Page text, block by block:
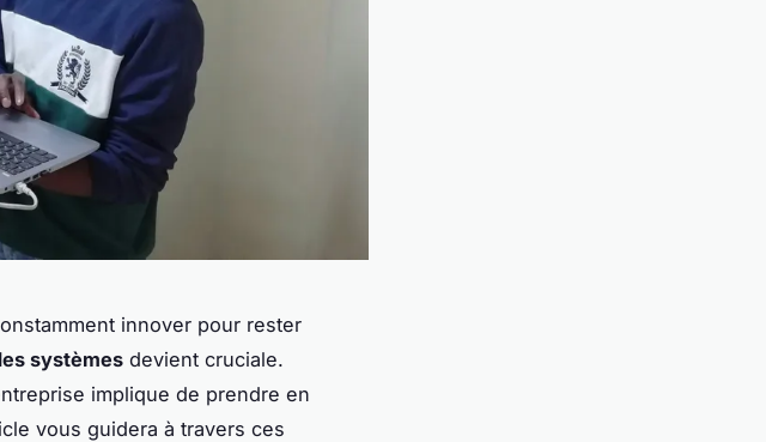
innover pour rester
systèmes devient cruciale.
implique de prendre en
vous guidera à travers ces